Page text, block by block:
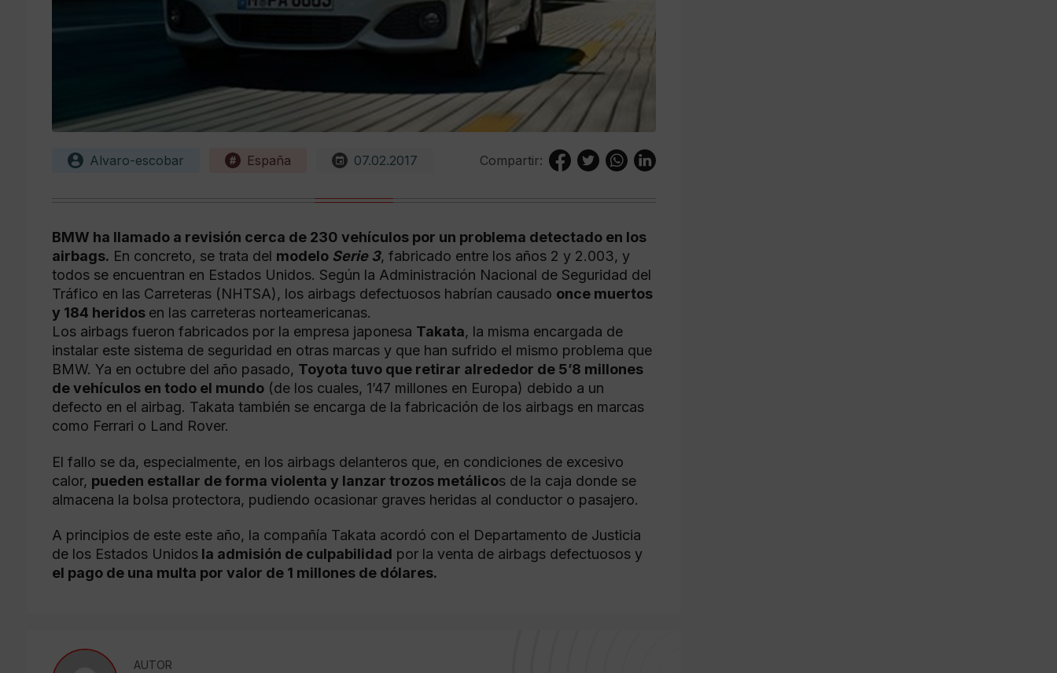
Alvaro-escobar España 07.02.2017 Compartir:
BMW ha llamado a revisión cerca de 230 vehículos por un problema detectado en los
airbags. En concreto, se trata del modelo Serie 3, fabricado entre los años 2 y 2.003, y
todos se encuentran en Estados Unidos. Según la Administración Nacional de Seguridad del
Tráfico en las Carreteras (NHTSA), los airbags defectuosos habrían causado once muertos
y 184 heridos en las carreteras norteamericanas.
Los airbags fueron fabricados por la empresa japonesa Takata, la misma encargada de
instalar este sistema de seguridad en otras marcas y que han sufrido el mismo problema que
BMW. Ya en octubre del año pasado, Toyota tuvo que retirar alrededor de 5’8 millones
de vehículos en todo el mundo (de los cuales, 1’47 millones en Europa) debido a un
defecto en el airbag. Takata también se encarga de la fabricación de los airbags en marcas
como Ferrari o Land Rover.
El fallo se da, especialmente, en los airbags delanteros que, en condiciones de excesivo
calor, pueden estallar de forma violenta y lanzar trozos metálicos de la caja donde se
almacena la bolsa protectora, pudiendo ocasionar graves heridas al conductor o pasajero.
A principios de este este año, la compañía Takata acordó con el Departamento de Justicia
de los Estados Unidos la admisión de culpabilidad por la venta de airbags defectuosos y
el pago de una multa por valor de 1 millones de dólares.
AUTOR